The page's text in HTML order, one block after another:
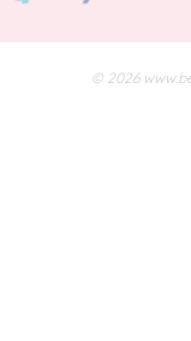
© 2026